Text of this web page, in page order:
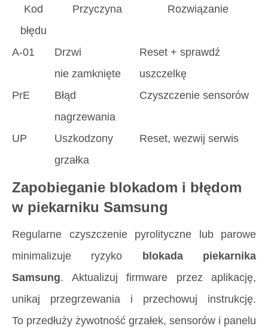
Kod
błędu
Przyczyna Rozwiązanie
A-01
Drzwi
nie zamknięte
Reset + sprawdź
uszczelkę
PrE
Błąd
nagrzewania
Czyszczenie sensorów
UP
Uszkodzony
grzałka
Reset, wezwij serwis
Zapobieganie blokadom i błędom
w piekarniku Samsung
Regularne czyszczenie pyrolityczne lub parowe
minimalizuje ryzyko blokada piekarnika
Samsung. Aktualizuj firmware przez aplikację,
unikaj przegrzewania i przechowuj instrukcję.
To przedłuży żywotność grzałek, sensorów i panelu